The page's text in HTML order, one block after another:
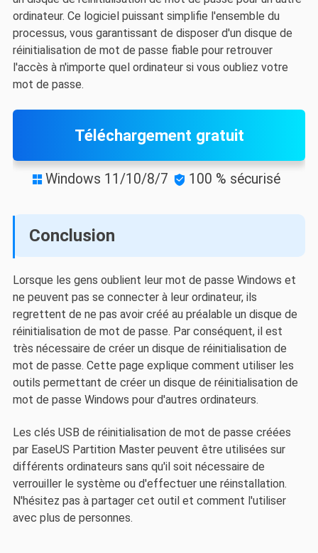
ordinateur. Ce logiciel puissant simplifie l'ensemble du
processus, vous garantissant de disposer d'un disque de
réinitialisation de mot de passe fiable pour retrouver
l'accès à n'importe quel ordinateur si vous oubliez votre
mot de passe.
Téléchargement gratuit
 Windows 11/10/8/7  100 % sécurisé
Conclusion
Lorsque les gens oublient leur mot de passe Windows et
ne peuvent pas se connecter à leur ordinateur, ils
regrettent de ne pas avoir créé au préalable un disque de
réinitialisation de mot de passe. Par conséquent, il est
très nécessaire de créer un disque de réinitialisation de
mot de passe. Cette page explique comment utiliser les
outils permettant de créer un disque de réinitialisation de
mot de passe Windows pour d'autres ordinateurs.
Les clés USB de réinitialisation de mot de passe créées
par EaseUS Partition Master peuvent être utilisées sur
différents ordinateurs sans qu'il soit nécessaire de
verrouiller le système ou d'effectuer une réinstallation.
N'hésitez pas à partager cet outil et comment l'utiliser
avec plus de personnes.